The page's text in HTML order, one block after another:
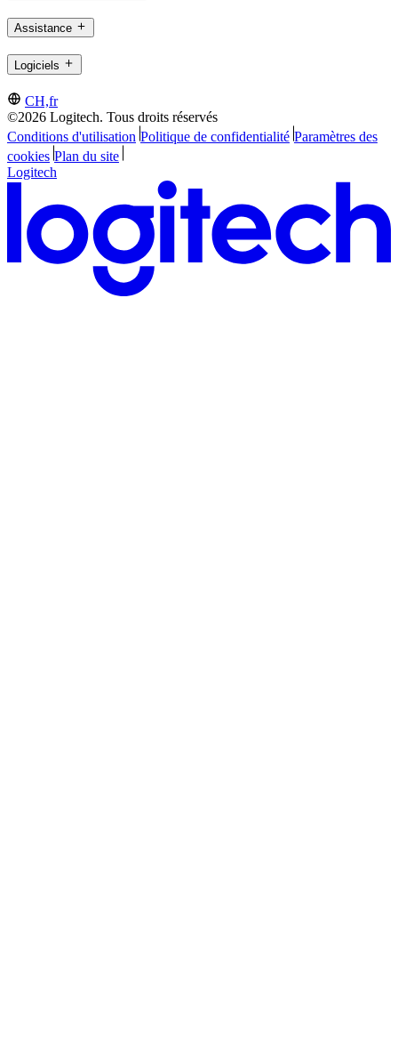
Assistance
Logiciels
CH,fr
©2026 Logitech. Tous droits réservés
Conditions d'utilisation Politique de confidentialité Paramètres des
cookies Plan du site
Logitech